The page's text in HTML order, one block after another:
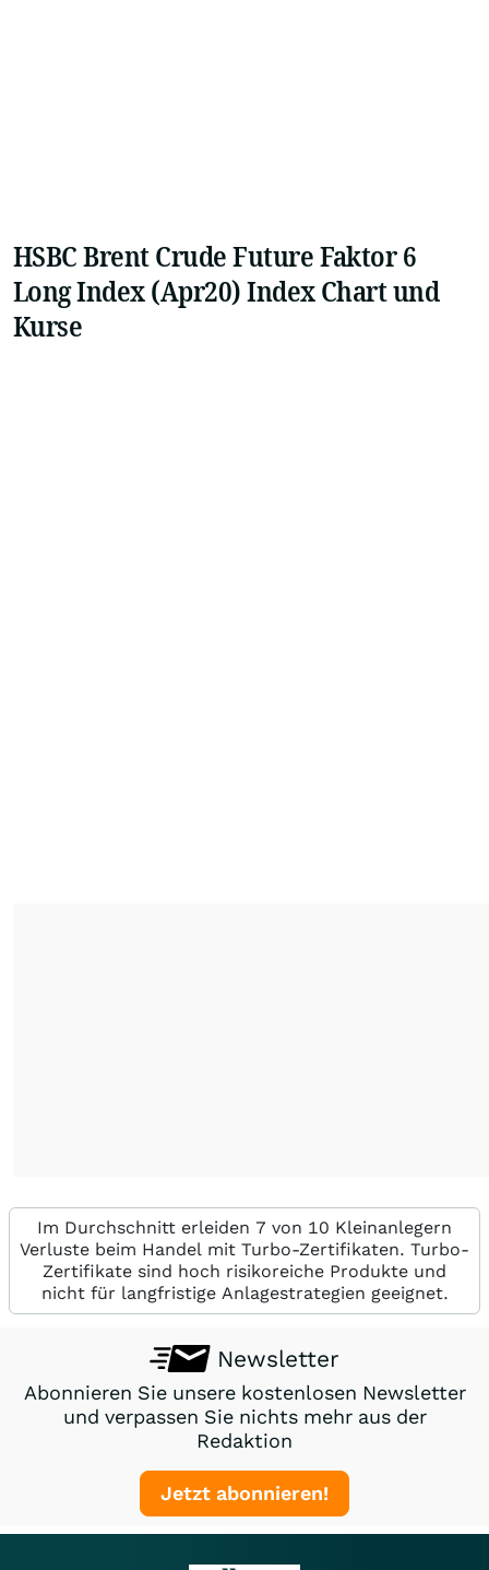
HSBC Brent Crude Future Faktor 6
Long Index (Apr20) Index Chart und
Kurse
Im Durchschnitt erleiden 7 von 10 Kleinanlegern
Verluste beim Handel mit Turbo-Zertifikaten. Turbo-
Zertifikate sind hoch risikoreiche Produkte und
nicht für langfristige Anlagestrategien geeignet.
Newsletter
Abonnieren Sie unsere kostenlosen Newsletter
und verpassen Sie nichts mehr aus der
Redaktion
Jetzt abonnieren!